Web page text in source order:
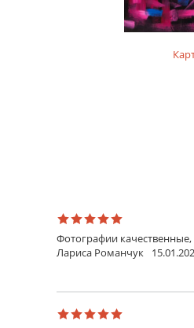
Фотографии качественные,
Лариса Романчук